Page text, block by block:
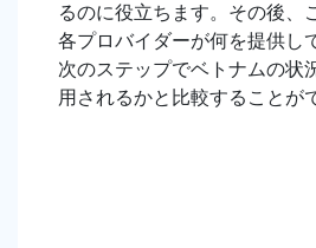
るのに役立ちます。その後、
各プロバイダーが何を提供し
次のステップでベトナムの状
用されるかと比較することが